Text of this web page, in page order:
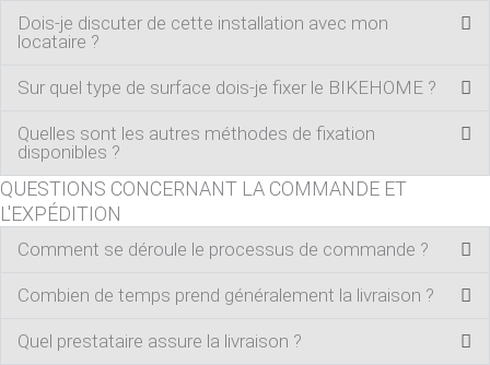
Dois-je discuter de cette installation avec mon
locataire ?
Sur quel type de surface dois-je fixer le BIKEHOME ?
Quelles sont les autres méthodes de fixation
disponibles ?
QUESTIONS CONCERNANT LA COMMANDE ET
L'EXPÉDITION
Comment se déroule le processus de commande ?
Combien de temps prend généralement la livraison ?
Quel prestataire assure la livraison ?